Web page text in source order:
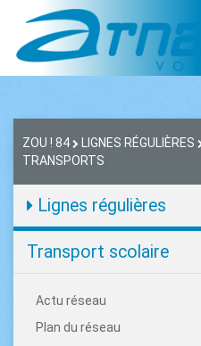
ZOU ! 84 LIGNES RÉGULIÈRES
TRANSPORTS
Lignes régulières
Transport scolaire
Actu réseau
Plan du réseau